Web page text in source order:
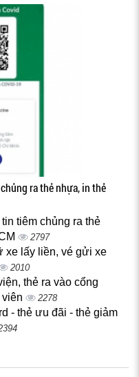
ra thẻ nhựa, in thẻ
tiêm chủng ra thẻ
2797
xe lấy liền, vé gửi xe
2010
thẻ ra vào cổng
2278
- thẻ ưu đãi - thẻ giảm